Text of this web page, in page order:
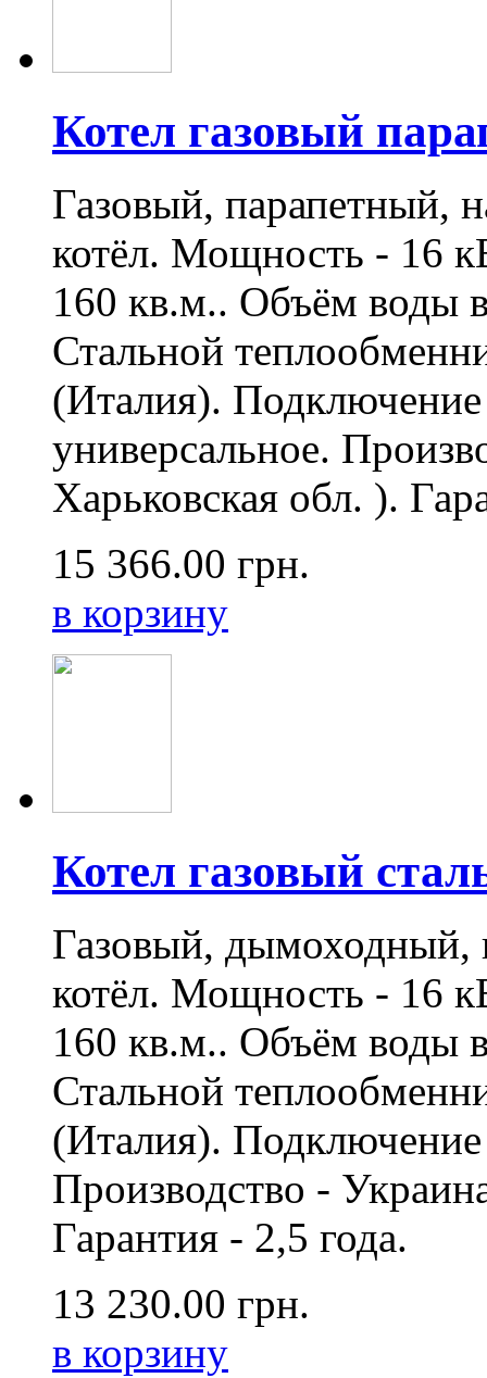
Котел газовый
Газовый, парапетный,
котёл. Мощность - 16
160 кв.м.. Объём воды
Стальной
(Италия).
универсальное.
Харьковская обл. ).
15 366.00 грн.
в корзину
Котел газовый
Газовый, дымоходный,
котёл. Мощность - 16
160 кв.м.. Объём воды
Стальной
(Италия). Подключение
Производство -
Гарантия - 2,5 года.
13 230.00 грн.
в корзину